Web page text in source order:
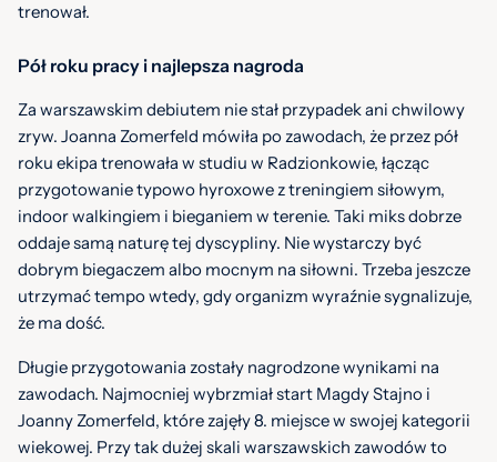
trenował.
Pół roku pracy i najlepsza nagroda
Za warszawskim debiutem nie stał przypadek ani chwilowy
zryw. Joanna Zomerfeld mówiła po zawodach, że przez pół
roku ekipa trenowała w studiu w Radzionkowie, łącząc
przygotowanie typowo hyroxowe z treningiem siłowym,
indoor walkingiem i bieganiem w terenie. Taki miks dobrze
oddaje samą naturę tej dyscypliny. Nie wystarczy być
dobrym biegaczem albo mocnym na siłowni. Trzeba jeszcze
utrzymać tempo wtedy, gdy organizm wyraźnie sygnalizuje,
że ma dość.
Długie przygotowania zostały nagrodzone wynikami na
zawodach. Najmocniej wybrzmiał start Magdy Stajno i
Joanny Zomerfeld, które zajęły 8. miejsce w swojej kategorii
wiekowej. Przy tak dużej skali warszawskich zawodów to